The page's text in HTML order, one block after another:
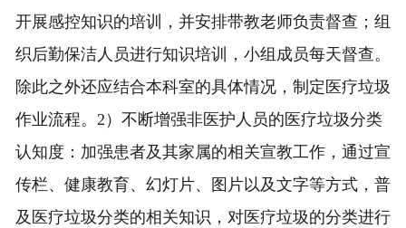
开展感控知识的培训，并安排带教老师负责督查；组
织后勤保洁人员进行知识培训，小组成员每天督查。
除此之外还应结合本科室的具体情况，制定医疗垃圾
作业流程。2）不断增强非医护人员的医疗垃圾分类
认知度：加强患者及其家属的相关宣教工作，通过宣
传栏、健康教育、幻灯片、图片以及文字等方式，普
及医疗垃圾分类的相关知识，对医疗垃圾的分类进行